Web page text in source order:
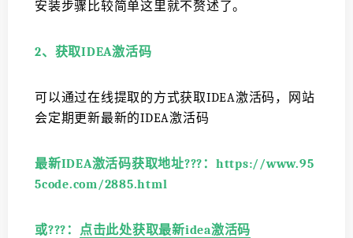
安装步骤比较简单这里就不赘述了。
2、获取IDEA激活码
可以通过在线提取的方式获取IDEA激活码，网站
会定期更新最新的IDEA激活码
最新IDEA激活码获取地址?️?️?️：https://www.95
5code.com/2885.html
或?️?️?️： 点击此处获取最新idea激活码